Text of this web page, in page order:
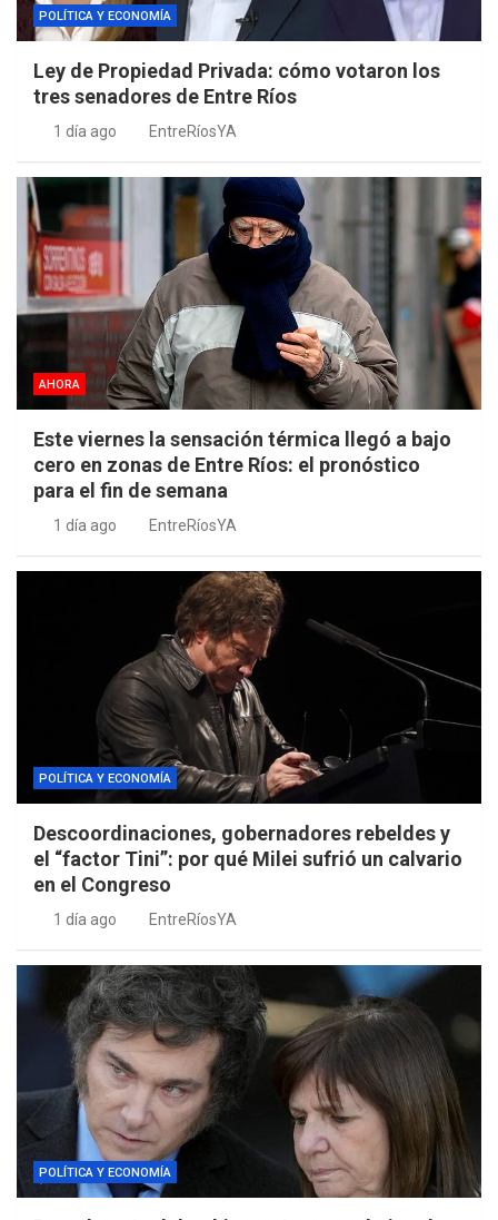
POLÍTICA Y ECONOMÍA
Ley de Propiedad Privada: cómo votaron los
tres senadores de Entre Ríos
1 día ago EntreRíosYA
AHORA
Este viernes la sensación térmica llegó a bajo
cero en zonas de Entre Ríos: el pronóstico
para el fin de semana
1 día ago EntreRíosYA
POLÍTICA Y ECONOMÍA
Descoordinaciones, gobernadores rebeldes y
el “factor Tini”: por qué Milei sufrió un calvario
en el Congreso
1 día ago EntreRíosYA
POLÍTICA Y ECONOMÍA